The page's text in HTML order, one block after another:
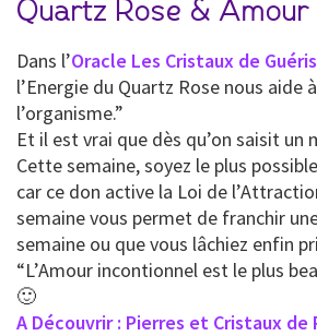
Quartz Rose &
Dans l’Oracle Les Cristaux de
l’Energie du Quartz Rose nous
l’organisme.”
Et il est vrai que dès qu’on saisit un
Cette semaine, soyez le plus
car ce don active la Loi de
semaine vous permet de franchir
semaine ou que vous lâchiez enfin
“L’Amour incontionnel est le plus
🙂
A Découvrir : Pierres et Cristaux de